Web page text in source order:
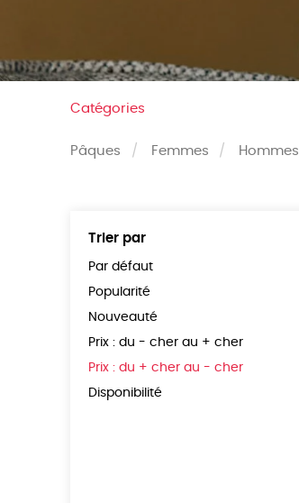
Catégories
Pâques Femmes Hommes
Trier par
Par défaut
Popularité
Nouveauté
Prix : du - cher au + cher
Prix : du + cher au - cher
Disponibilité